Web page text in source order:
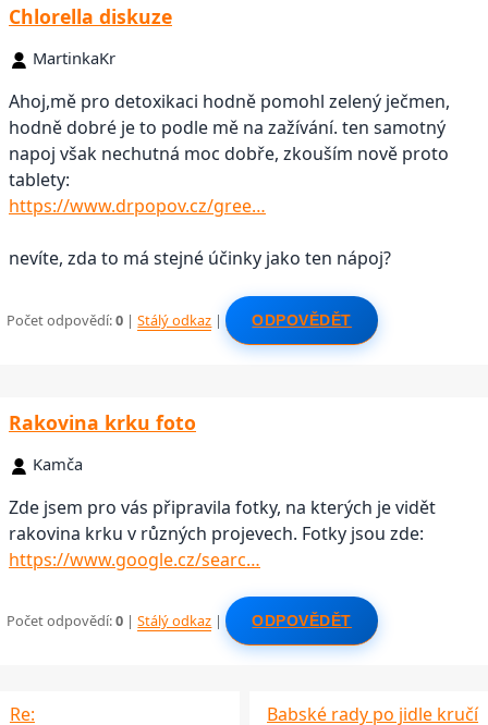
Chlorella diskuze
MartinkaKr
Ahoj,mě pro detoxikaci hodně pomohl zelený ječmen,
hodně dobré je to podle mě na zažívání. ten samotný
napoj však nechutná moc dobře, zkouším nově proto
tablety:
https://www.drpopov.cz/gree…
nevíte, zda to má stejné účinky jako ten nápoj?
Počet odpovědí:0 |Stálý odkaz | ODPOVĚDĚT
Rakovina krku foto
Kamča
Zde jsem pro vás připravila fotky, na kterých je vidět
rakovina krku v různých projevech. Fotky jsou zde:
https://www.google.cz/searc…
Počet odpovědí:0 |Stálý odkaz | ODPOVĚDĚT
Re: Babské rady po jidle kručí